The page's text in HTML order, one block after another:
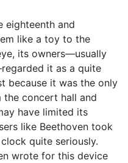
eighteenth and
like a toy to the
its owners—usually
it as a quite
because it was the only
concert hall and
have limited its
like Beethoven took
quite seriously.
wrote for this device